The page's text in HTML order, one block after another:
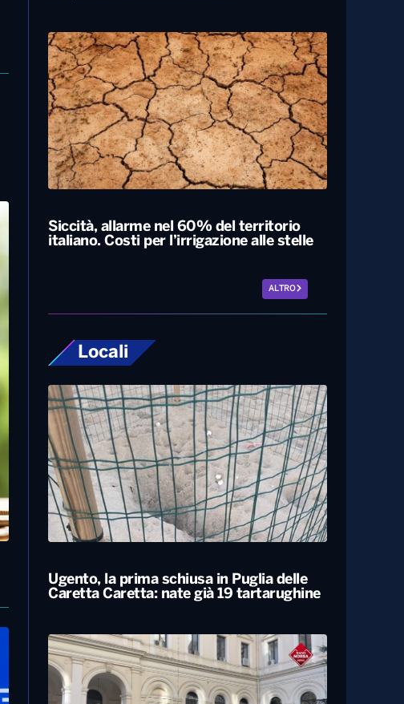
Esodo estivo, nuovo sabato da bollino
Siccità, allarme nel 60% del territorio
italiano. Costi per l’irrigazione alle stelle
ALTRO
Locali